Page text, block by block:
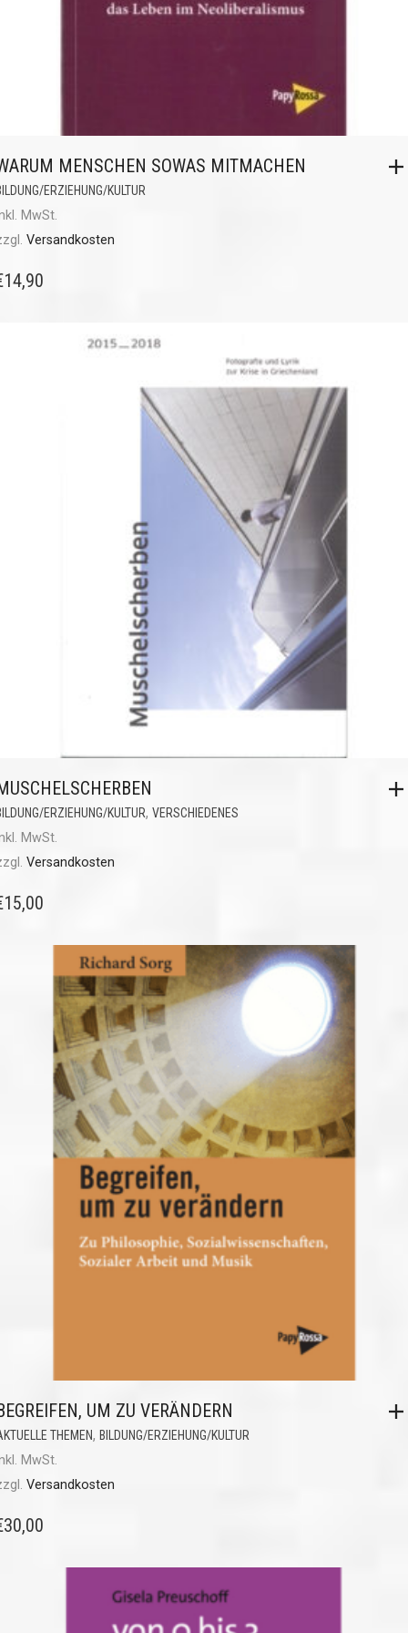
MENSCHEN SOWAS MITMACHEN
ERZIEHUNG/KULTUR
MwSt.
Versandkosten
14,90
ERZIEHUNG/KULTUR, VERSCHIEDENES
MwSt.
Versandkosten
15,00
UM ZU VERÄNDERN
THEMEN, BILDUNG/ERZIEHUNG/KULTUR
MwSt.
Versandkosten
30,00